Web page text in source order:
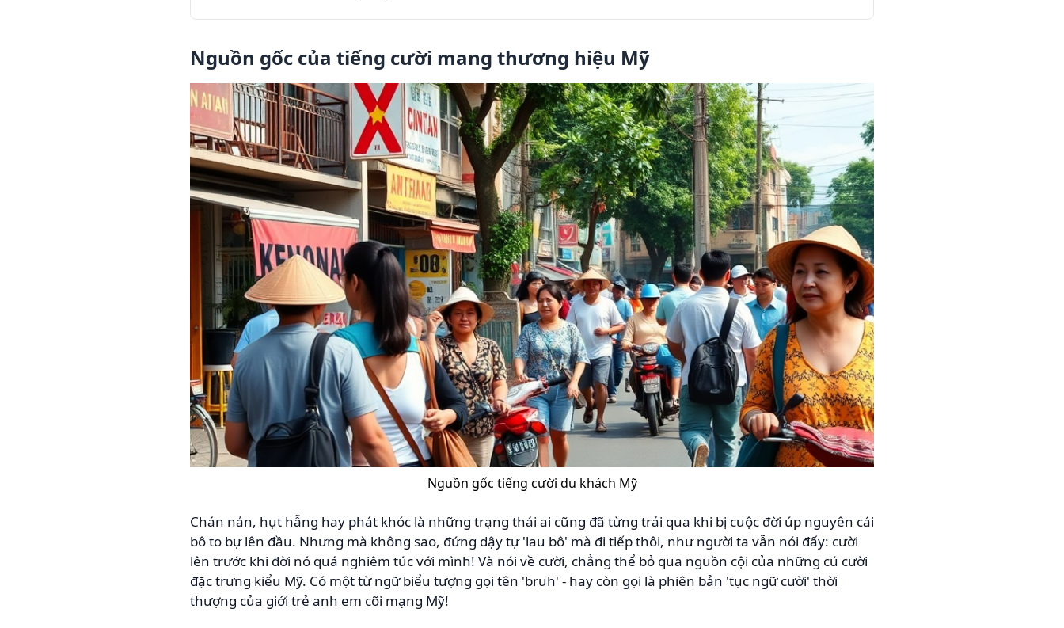
Nguồn gốc của tiếng cười mang thương hiệu Mỹ
Nguồn gốc tiếng cười du khách Mỹ
Chán nản, hụt hẫng hay phát khóc là những trạng thái ai cũng đã từng trải qua khi bị cuộc đời úp nguyên cái
bô to bự lên đầu. Nhưng mà không sao, đứng dậy tự 'lau bô' mà đi tiếp thôi, như người ta vẫn nói đấy: cười
lên trước khi đời nó quá nghiêm túc với mình! Và nói về cười, chẳng thể bỏ qua nguồn cội của những cú cười
đặc trưng kiểu Mỹ. Có một từ ngữ biểu tượng gọi tên 'bruh' - hay còn gọi là phiên bản 'tục ngữ cười' thời
thượng của giới trẻ anh em cõi mạng Mỹ!